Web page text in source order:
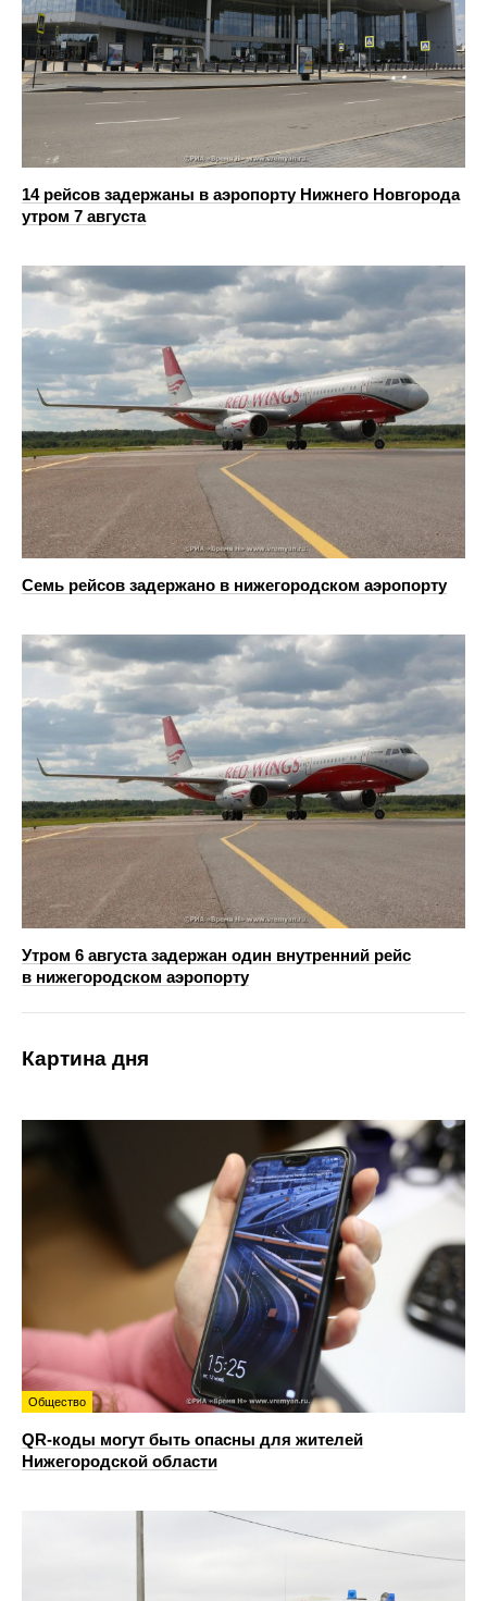
14 рейсов задержаны в аэропорту Нижнего Новгорода
утром 7 августа
Семь рейсов задержано в нижегородском аэропорту
Утром 6 августа задержан один внутренний рейс
в нижегородском аэропорту
Картина дня
Общество
QR-коды могут быть опасны для жителей
Нижегородской области